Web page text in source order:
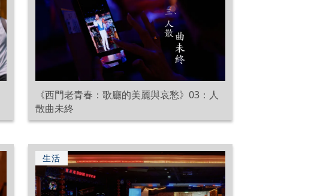
《西門老青春：歌廳的美麗與哀愁》03：人
散曲未終
生活